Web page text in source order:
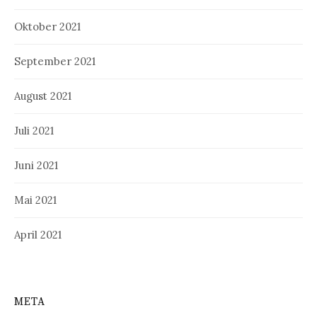
Oktober 2021
September 2021
August 2021
Juli 2021
Juni 2021
Mai 2021
April 2021
META